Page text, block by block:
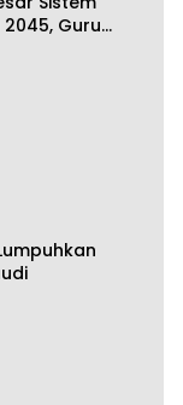
Guru
100 Persen